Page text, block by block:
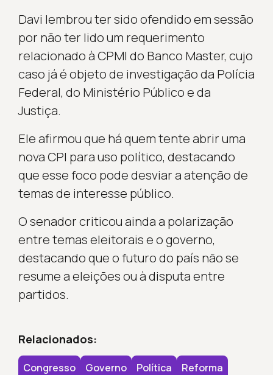
Davi lembrou ter sido ofendido em sessão
por não ter lido um requerimento
relacionado à CPMI do Banco Master, cujo
caso já é objeto de investigação da Polícia
Federal, do Ministério Público e da
Justiça.
Ele afirmou que há quem tente abrir uma
nova CPI para uso político, destacando
que esse foco pode desviar a atenção de
temas de interesse público.
O senador criticou ainda a polarização
entre temas eleitorais e o governo,
destacando que o futuro do país não se
resume a eleições ou à disputa entre
partidos.
Relacionados:
Congresso Governo Política Reforma